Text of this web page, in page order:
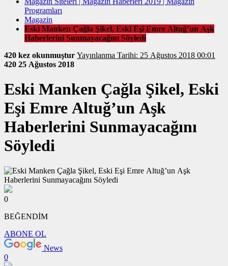
Programları
Magazin
Eski Manken Çağla Şikel, Eski Eşi Emre Altuğ’un Aşk
Haberlerini Sunmayacağını Söyledi
420 kez okunmuştur
Yayınlanma Tarihi: 25 Ağustos 2018 00:01
420 25 Ağustos 2018
Eski Manken Çağla Şikel, Eski
Eşi Emre Altuğ’un Aşk
Haberlerini Sunmayacağını
Söyledi
0
BEĞENDİM
ABONE OL
News
0